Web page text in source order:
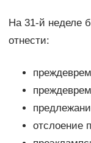
На 31-й неделе
отнести:
отслоение